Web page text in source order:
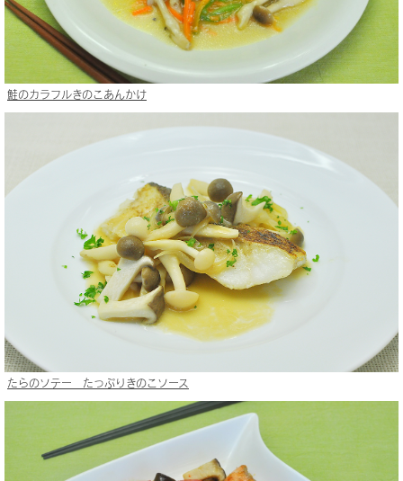
鮭のカラフルきのこあんかけ
たらのソテー たっぷりきのこソース